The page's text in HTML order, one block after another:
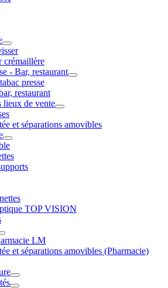
crémaillère
- Bar, restaurant
presse
restaurant
lieux de vente
et séparations amovibles
TOP VISION
LM
et séparations amovibles (Pharmacie)